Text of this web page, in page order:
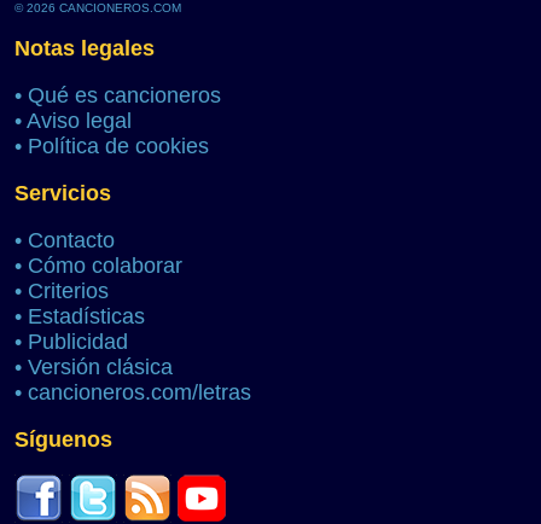
© 2026 CANCIONEROS.COM
Notas legales
• Qué es cancioneros
• Aviso legal
• Política de cookies
Servicios
• Contacto
• Cómo colaborar
• Criterios
• Estadísticas
• Publicidad
• Versión clásica
• cancioneros.com/letras
Síguenos